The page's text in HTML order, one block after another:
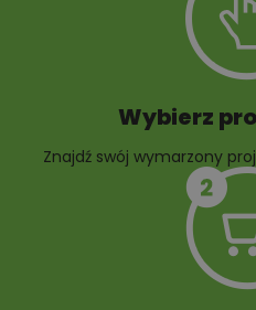
10 projektów rabat
Wybierz
Znajdź swój wymarzony